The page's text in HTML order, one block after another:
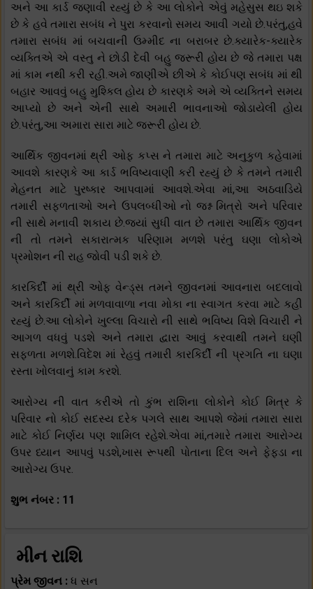
અને આ કાર્ડ જણાવી રહ્યું છે કે આ લોકોને એવું મહેસુસ થઇ શકે
છે કે હવે તમારા સબંધ ને પુરા કરવાનો સમય આવી ગયો છે.પરંતુ,હવે
તમારા સબંધ માં બચવાની ઉમ્મીદ ના બરાબર છે.ક્યારેક-ક્યારેક
વ્યક્તિએ એ વસ્તુ ને છોડી દેવી બહુ જરૂરી હોય છે જે તમારા પક્ષ
માં કામ નથી કરી રહી.અમે જાણીએ છીએ કે કોઈપણ સબંધ માં થી
બહાર આવવું બહુ મુશ્કિલ હોય છે કારણકે અમે એ વ્યક્તિને સમય
આપ્યો છે અને એની સાથે અમારી ભાવનાઓ જોડાયેલી હોય
છે.પરંતુ,આ અમારા સારા માટે જરૂરી હોય છે.
આર્થિક જીવનમાં થ્રી ઓફ કપ્સ ને તમારા માટે અનુકુળ કહેવામાં
આવશે કારણકે આ કાર્ડ ભવિષ્યવાણી કરી રહ્યું છે કે તમને તમારી
મેહનત માટે પુરષ્કાર આપવામાં આવશે.એવા માં,આ અઠવાડિયે
તમારી સફળતાઓ અને ઉપલબ્ધીઓ નો જશ્ન મિત્રો અને પરિવાર
ની સાથે મનાવી શકાય છે.જ્યાં સુધી વાત છે તમારા આર્થિક જીવન
ની તો તમને સકારાત્મક પરિણામ મળશે પરંતુ ઘણા લોકોએ
પ્રમોશન ની રાહ જોવી પડી શકે છે.
કારકિર્દી માં થ્રી ઓફ વેન્ડ્સ તમને જીવનમાં આવનારા બદલાવો
અને કારકિર્દી માં મળવાવાળા નવા મોકા ના સ્વાગત કરવા માટે કહી
રહ્યું છે.આ લોકોને ખુલ્લા વિચારો ની સાથે ભવિષ્ય વિશે વિચારી ને
આગળ વધવું પડશે અને તમારા દ્વારા આવું કરવાથી તમને ઘણી
સફળતા મળશે.વિદેશ માં રેહવું તમારી કારકિર્દી ની પ્રગતિ ના ઘણા
રસ્તા ખોલવાનું કામ કરશે.
આરોગ્ય ની વાત કરીએ તો કુંભ રાશિના લોકોને કોઈ મિત્ર કે
પરિવાર નો કોઈ સદસ્ય દરેક પગલે સાથ આપશે જેમાં તમારા સારા
માટે કોઈ નિર્ણય પણ શામિલ રહેશે.એવા માં,તમારે તમારા આરોગ્ય
ઉપર ધ્યાન આપવું પડશે,ખાસ રૂપથી પોતાના દિલ અને ફેફડા ના
આરોગ્ય ઉપર.
શુભ નંબર : 11
મીન રાશિ
પ્રેમ જીવન : ધ સન